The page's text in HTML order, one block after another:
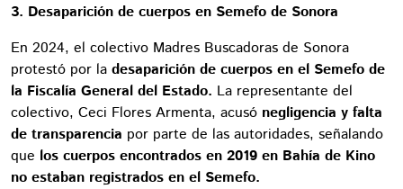
3. Desaparición de cuerpos en Semefo de Sonora
En 2024, el colectivo Madres Buscadoras de Sonora
protestó por la desaparición de cuerpos en el Semefo de
la Fiscalía General del Estado. La representante del
colectivo, Ceci Flores Armenta, acusó negligencia y falta
de transparencia por parte de las autoridades, señalando
que los cuerpos encontrados en 2019 en Bahía de Kino
no estaban registrados en el Semefo.